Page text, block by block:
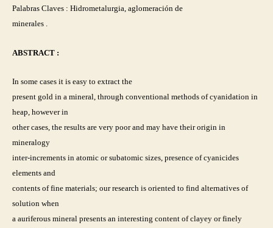
Palabras Claves : Hidrometalurgia, aglomeración de
minerales .
ABSTRACT :
In some cases it is easy to extract the
present gold in a mineral, through conventional methods of cyanidation in
heap, however in
other cases, the results are very poor and may have their origin in
mineralogy
inter-increments in atomic or subatomic sizes, presence of cyanicides
elements and
contents of fine materials; our research is oriented to find alternatives of
solution when
a auriferous mineral presents an interesting content of clayey or finely